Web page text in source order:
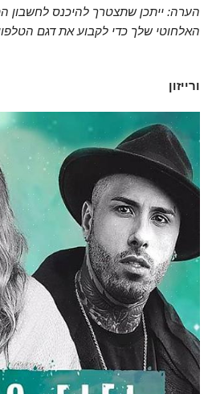
הערה: ייתכן שתצטרך להיכנס לחשבון
האלחוטי שלך כדי לקבוע את דגם
ורייזון